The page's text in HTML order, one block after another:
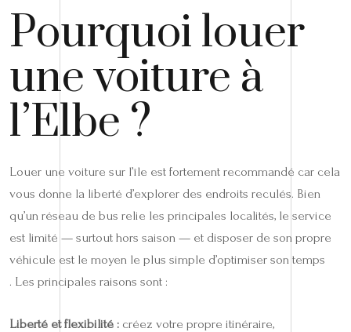
Pourquoi louer
une voiture à
l’Elbe ?
Louer une voiture sur l’île est fortement recommandé car cela
vous donne la liberté d’explorer des endroits reculés. Bien
qu’un réseau de bus relie les principales localités, le service
est limité — surtout hors saison — et disposer de son propre
véhicule est le moyen le plus simple d’optimiser son temps
. Les principales raisons sont :
Liberté et flexibilité : créez votre propre itinéraire,